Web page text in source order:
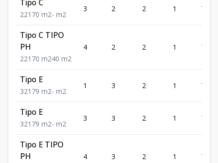
Tipo C
221 70 m2- m2
3 2 2 1 70
Tipo C TIPO
PH
221 70 m240 m2
4 2 2 1 70
Tipo E
321 79 m2- m2
1 3 2 1 79
Tipo E
321 79 m2- m2
3 3 2 1 79
Tipo E TIPO
PH
4 3 2 1 79